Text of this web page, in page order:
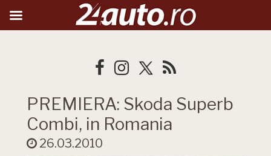
PREMIERA: Skoda Superb
Combi, in Romania
26.03.2010